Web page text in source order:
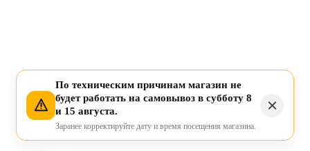
По техническим причинам магазин не
будет работать на самовывоз в субботу 8
и 15 августа.
Заранее корректируйте дату и время посещения магазина.